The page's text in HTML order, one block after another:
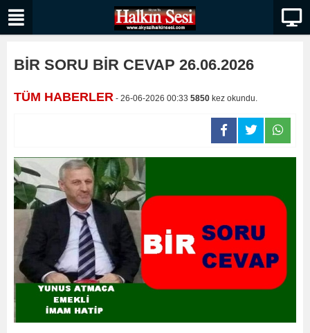
BİR SORU BİR CEVAP 26.06.2026
TÜM HABERLER - 26-06-2026 00:33 5850 kez okundu.